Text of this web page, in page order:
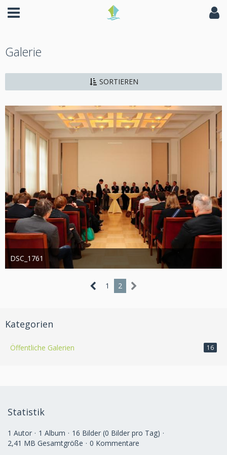
Galerie
SORTIEREN
DSC_1761
Administrator
20. August 2019
1 2
Kategorien
Öffentliche Galerien 16
Statistik
1 Autor 1 Album
16 Bilder (0 Bilder pro Tag)
2,41 MB Gesamtgröße
0 Kommentare